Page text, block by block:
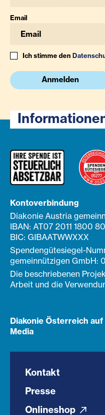
Email
Ich stimme den
Anmelden
Kontoverbindung
Diakonie Austria
IBAN: AT07 2011 1800
BIC: GIBAATWWXXX
Spendengütesiegel-
gemeinnützigen GmbH:
Die beschriebenen
Arbeit und die
Diakonie Österreich auf
Media
Kontakt
Presse
Onlineshop